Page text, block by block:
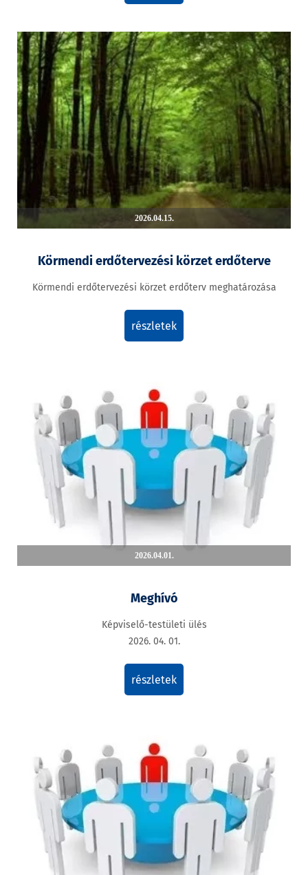
2026.04.15.
Körmendi erdőtervezési körzet erdőterve
Körmendi erdőtervezési körzet erdőterv meghatározása
részletek
2026.04.01.
Meghívó
Képviselő-testületi ülés
2026. 04. 01.
részletek